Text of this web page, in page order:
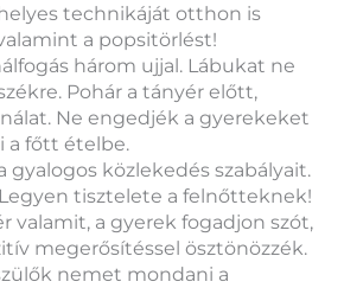
technikáját otthon is
a popsitörlést!
három ujjal. Lábukat ne
Pohár a tányér előtt,
Ne engedjék a gyerekeket
a főtt ételbe.
gyalogos közlekedés szabályait.
Legyen tisztelete a felnőtteknek!
valamit, a gyerek fogadjon szót,
megerősítéssel ösztönözzék.
nemet mondani a